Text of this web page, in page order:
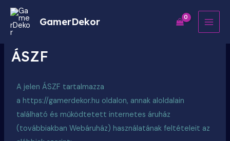
GamerDekor
ÁSZF
A jelen ÁSZF tartalmazza
ahttps://gamerdekor.hu oldalon, annak aloldalain
található és működtetett internetes áruház
(továbbiakban Webáruház) használatának feltételeit az